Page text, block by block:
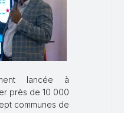
lancée à
près de 10 000
communes de